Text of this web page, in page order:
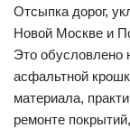
Отсыпка дорог,
Новой Москве и
Это обусловлено
асфальтной
материала,
ремонте